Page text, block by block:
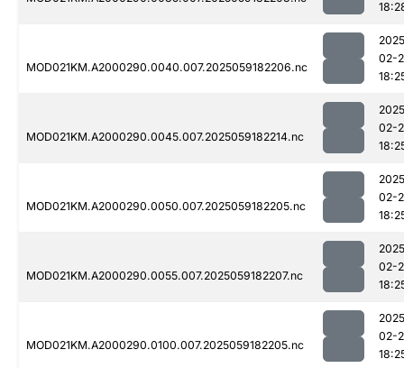
MOD021KM.A2000290.0040.007.2025059182206.nc
02-
MOD021KM.A2000290.0045.007.2025059182214.nc
02-
MOD021KM.A2000290.0050.007.2025059182205.nc
02-
MOD021KM.A2000290.0055.007.2025059182207.nc
02-
MOD021KM.A2000290.0100.007.2025059182205.nc
02-